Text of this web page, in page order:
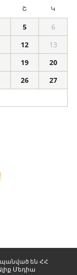
Շ Կ
5
6
12
13
19
20
26
27
են ՀՀ
Մեդիա